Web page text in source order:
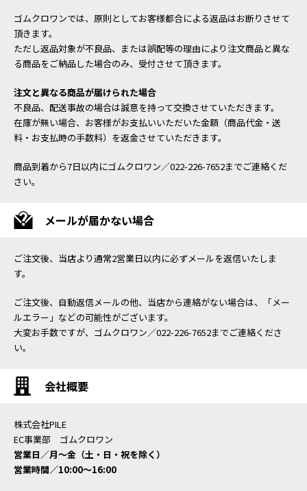
ゴムクロワンでは、原則としてお客様都合による返品はお断りさせて
頂きます。
ただし返品対象が不良品、または誤配等の理由により注文商品と異な
る商品をご納品した場合のみ、受付させて頂きます。
注文と異なる商品が届けられた場合
不良品、配送事故の場合は誠意を持って交換させていただきます。
在庫が無い場合、お客様がお支払いいただいた金額（商品代金・送
料・お支払時の手数料）を返金させていただきます。
商品到着から7日以内にゴムクロワン／022-226-7652までご連絡くだ
さい。
メールが届かない場合
ご注文後、当店より通常2営業日以内に必ずメールを返信いたしま
す。
ご注文後、自動返信メールの他、当店から連絡がない場合は、「メー
ルエラー」などの可能性がございます。
大変お手数ですが、ゴムクロワン／022-226-7652までご連絡くださ
い。
会社概要
株式会社PILE
EC事業部 ゴムクロワン
営業日／月〜金（土・日・祝を除く）
営業時間／10:00〜16:00